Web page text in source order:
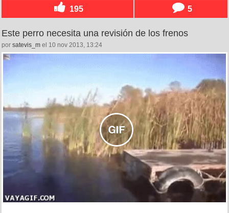
195 5
Este perro necesita una revisión de los frenos
por satevis_m el 10 nov 2013, 13:24